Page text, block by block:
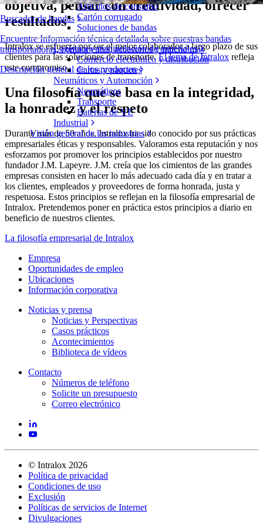
Buscador de bandas
Encuentre Información técnica detallada sobre nuestras bandas
transportadoras, componentes, accesorios y mucho más
Descripción general de los productos
Artículos de consumo
Cartón corrugado
Soluciones de bandas
Logística y manipulación de materiales
Comercio electrónico y distribución
Cartas y paquetes
Neumáticos y Automoción
Neumáticos
Transporte
Baterías de VE
Industrial
Visión general de las industrias
objetiva, pensar con creatividad, ofrecer
resultados
Intralox se esfuerza por ser el mejor colaborador a largo plazo de sus
clientes para las soluciones de transporte.El lema de Intralox refleja
este compromiso.
Una filosofía que se basa en la integridad,
la honradez y el respeto
Durante más de 50 años, Intralox ha sido conocido por sus prácticas
empresariales éticas y responsables. Valoramos esta reputación y nos
esforzamos por promover los principios establecidos por nuestro
fundador J.M. Lapeyre. J.M. creía que los cimientos de las grandes
empresas consisten en hacer lo más adecuado cada día y en tratar a
los clientes, empleados y proveedores de forma honrada, justa y
respetuosa. Estos principios se reflejan en la filosofía empresarial de
Intralox. Pretendemos poner en práctica estos principios a diario en
beneficio de nuestros clientes.
La filosofía empresarial de Intralox
Empresa
Oportunidades de empleo
Ubicaciones
Información corporativa
Noticias y prensa
Noticias y Perspectivas
Casos prácticos
Acontecimientos
Biblioteca de vídeos
Contacto
Números de teléfono
Solicite un presupuesto
Correo electrónico
© Intralox 2026
Política de privacidad
Condiciones de uso
Exclusión
Políticas de servicios de Internet
Divulgaciones